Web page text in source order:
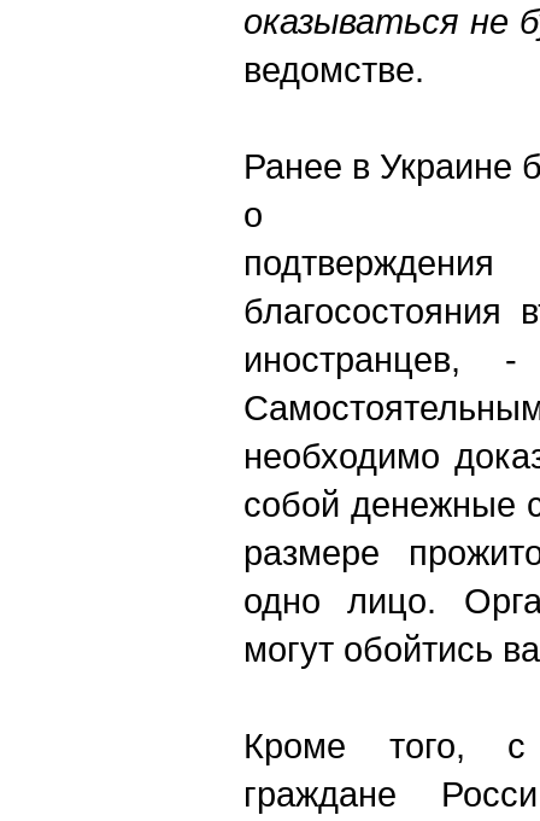
оказываться не
ведомстве.
Ранее в Украине
о
благосостояния
иностранцев,
необходимо
собой денежные
размере
одно лицо.
могут обойтись
Кроме того, с
граждане